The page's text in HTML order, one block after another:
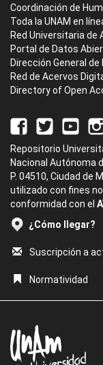
Coordinación de
Toda la UNAM en
Red Universitaria de
Portal de Datos
Dirección General
Red de Acervos
Directory of Open
Repositorio
Nacional Autónoma
P. 04510, Ciudad de
utilizado con fines
conformidad con el
¿Cómo llegar?
Suscripción a
Normatividad